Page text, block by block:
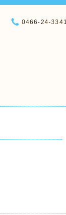
0466-24-3341